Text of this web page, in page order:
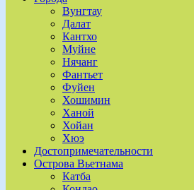
Вунгтау
Далат
Кантхо
Муйне
Нячанг
Фантьет
Фуйен
Хошимин
Ханой
Хойан
Хюэ
Достопримечательности
Острова Вьетнама
Катба